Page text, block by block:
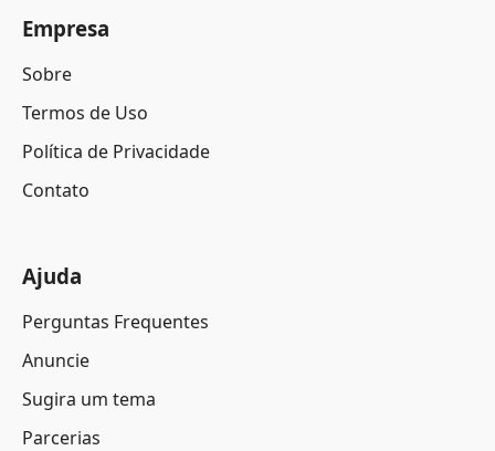
Empresa
Sobre
Termos de Uso
Política de Privacidade
Contato
Ajuda
Perguntas Frequentes
Anuncie
Sugira um tema
Parcerias